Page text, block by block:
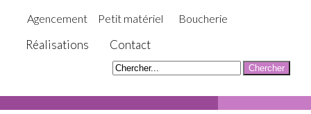
Agencement
Petit matériel Boucherie
Réalisations Contact